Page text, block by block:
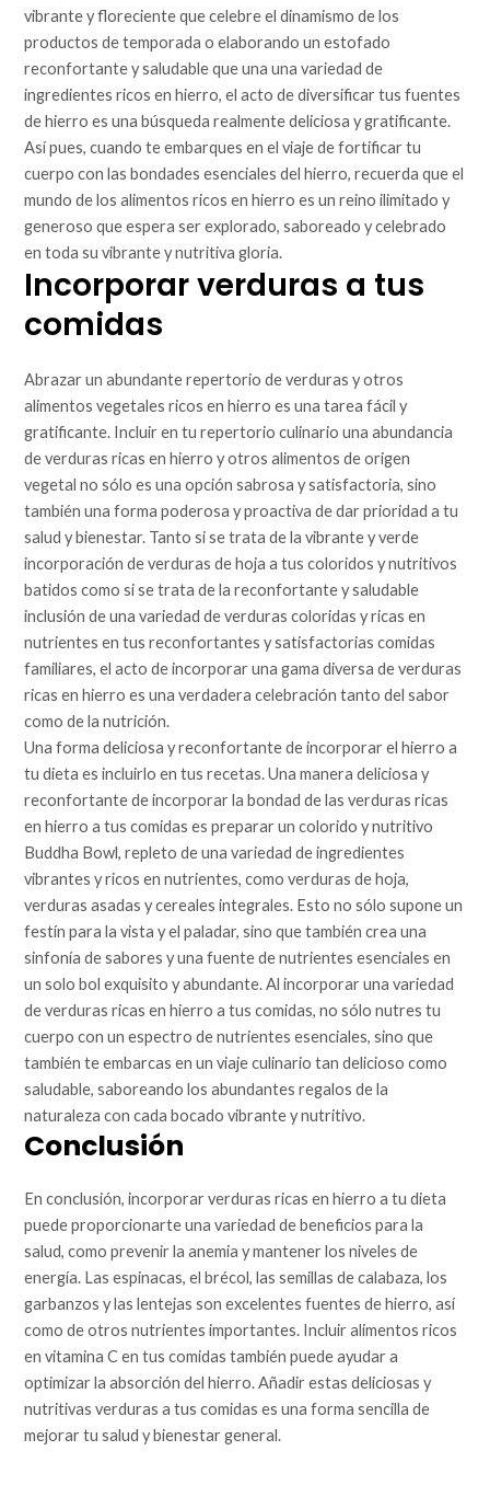
vibrante y floreciente que celebre el dinamismo de los
productos de temporada o elaborando un estofado
reconfortante y saludable que una una variedad de
ingredientes ricos en hierro, el acto de diversificar tus fuentes
de hierro es una búsqueda realmente deliciosa y gratificante.
Así pues, cuando te embarques en el viaje de fortificar tu
cuerpo con las bondades esenciales del hierro, recuerda que el
mundo de los alimentos ricos en hierro es un reino ilimitado y
generoso que espera ser explorado, saboreado y celebrado
en toda su vibrante y nutritiva gloria.
Incorporar verduras a tus
comidas
Abrazar un abundante repertorio de verduras y otros
alimentos vegetales ricos en hierro es una tarea fácil y
gratificante. Incluir en tu repertorio culinario una abundancia
de verduras ricas en hierro y otros alimentos de origen
vegetal no sólo es una opción sabrosa y satisfactoria, sino
también una forma poderosa y proactiva de dar prioridad a tu
salud y bienestar. Tanto si se trata de la vibrante y verde
incorporación de verduras de hoja a tus coloridos y nutritivos
batidos como si se trata de la reconfortante y saludable
inclusión de una variedad de verduras coloridas y ricas en
nutrientes en tus reconfortantes y satisfactorias comidas
familiares, el acto de incorporar una gama diversa de verduras
ricas en hierro es una verdadera celebración tanto del sabor
como de la nutrición.
Una forma deliciosa y reconfortante de incorporar el hierro a
tu dieta es incluirlo en tus recetas. Una manera deliciosa y
reconfortante de incorporar la bondad de las verduras ricas
en hierro a tus comidas es preparar un colorido y nutritivo
Buddha Bowl, repleto de una variedad de ingredientes
vibrantes y ricos en nutrientes, como verduras de hoja,
verduras asadas y cereales integrales. Esto no sólo supone un
festín para la vista y el paladar, sino que también crea una
sinfonía de sabores y una fuente de nutrientes esenciales en
un solo bol exquisito y abundante. Al incorporar una variedad
de verduras ricas en hierro a tus comidas, no sólo nutres tu
cuerpo con un espectro de nutrientes esenciales, sino que
también te embarcas en un viaje culinario tan delicioso como
saludable, saboreando los abundantes regalos de la
naturaleza con cada bocado vibrante y nutritivo.
Conclusión
En conclusión, incorporar verduras ricas en hierro a tu dieta
puede proporcionarte una variedad de beneficios para la
salud, como prevenir la anemia y mantener los niveles de
energía. Las espinacas, el brécol, las semillas de calabaza, los
garbanzos y las lentejas son excelentes fuentes de hierro, así
como de otros nutrientes importantes. Incluir alimentos ricos
en vitamina C en tus comidas también puede ayudar a
optimizar la absorción del hierro. Añadir estas deliciosas y
nutritivas verduras a tus comidas es una forma sencilla de
mejorar tu salud y bienestar general.